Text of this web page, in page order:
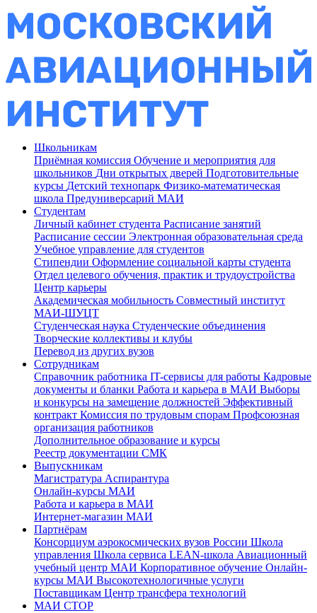
Школьникам
Приёмная комиссия Обучение и мероприятия для
школьников Дни открытых дверей Подготовительные
курсы Детский технопарк Физико-математическая
школа Предуниверсарий МАИ
Студентам
Личный кабинет студента Расписание занятий
Расписание сессии Электронная образовательная среда
Учебное управление для студентов
Стипендии Оформление социальной карты студента
Отдел целевого обучения, практик и трудоустройства
Центр карьеры
Академическая мобильность Совместный институт
МАИ-ШУЦТ
Студенческая наука Студенческие объединения
Творческие коллективы и клубы
Перевод из других вузов
Сотрудникам
Cправочник работника IT-сервисы для работы Кадровые
документы и бланки Работа и карьера в МАИ Выборы
и конкурсы на замещение должностей Эффективный
контракт Комиссия по трудовым спорам Профсоюзная
организация работников
Дополнительное образование и курсы
Реестр документации СМК
Выпускникам
Магистратура Аспирантура
Онлайн-курсы МАИ
Работа и карьера в МАИ
Интернет-магазин МАИ
Партнёрам
Консорциум аэрокосмических вузов России Школа
управления Школа сервиса LEAN-школа Авиационный
учебный центр МАИ Корпоративное обучение Онлайн-
курсы МАИ Высокотехнологичные услуги
Поставщикам Центр трансфера технологий
МАИ СТОР